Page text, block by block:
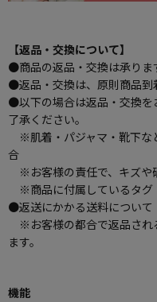
【返品・交換について】
●商品の返品・交換は承りま
●返品・交換は、原則商品到
●以下の場合は返品・交換を
了承ください。
※肌着・パジャマ・靴下な
合
※お客様の責任で、キズや
※商品に付属しているタグ
●返送にかかる送料について
※お客様の都合で返品され
ます。
機能